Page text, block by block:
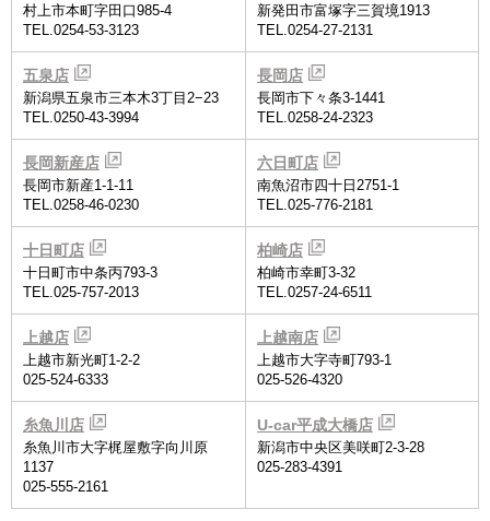
村上市本町字田口985-4
TEL.0254-53-3123
新発田市富塚字三賀境1913
TEL.0254-27-2131
五泉店
新潟県五泉市三本木3丁目2−23
TEL.0250-43-3994
長岡店
長岡市下々条3-1441
TEL.0258-24-2323
長岡新産店
長岡市新産1-1-11
TEL.0258-46-0230
六日町店
南魚沼市四十日2751-1
TEL.025-776-2181
十日町店
十日町市中条丙793-3
TEL.025-757-2013
柏崎店
柏崎市幸町3-32
TEL.0257-24-6511
上越店
上越市新光町1-2-2
025-524-6333
上越南店
上越市大字寺町793-1
025-526-4320
糸魚川店
糸魚川市大字梶屋敷字向川原
1137
025-555-2161
U-car平成大橋店
新潟市中央区美咲町2-3-28
025-283-4391